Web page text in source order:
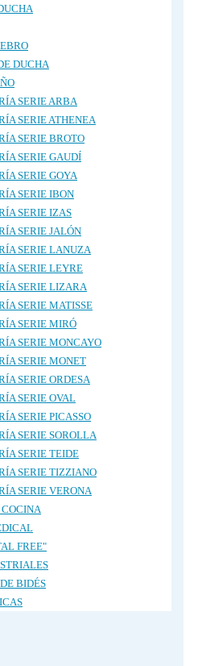
DUCHA
SERIE ARBA
SERIE ATHENEA
SERIE BROTO
SERIE GAUDÍ
SERIE GOYA
SERIE IBON
SERIE IZAS
SERIE JALÓN
SERIE LANUZA
SERIE LEYRE
SERIE LIZARA
SERIE MATISSE
SERIE MIRÓ
SERIE MONCAYO
SERIE MONET
SERIE ORDESA
SERIE OVAL
SERIE PICASSO
SERIE SOROLLA
SERIE TEIDE
SERIE TIZZIANO
SERIE VERONA
FREE"
BIDÉS